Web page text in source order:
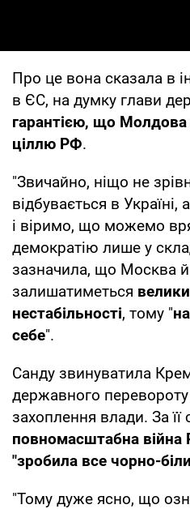
Про це вона сказала в
в ЄС, на думку глави
гарантією, що
ціллю РФ.
"Звичайно, ніщо не
відбувається в
і віримо, що можемо
демократію лише у
зазначила, що Москва й
залишатиметься
нестабільності, тому "
себе".
Санду звинуватила
державного
захоплення влади. За її
повномасштабна війна
"зробила все чорно-
"Тому дуже ясно, що